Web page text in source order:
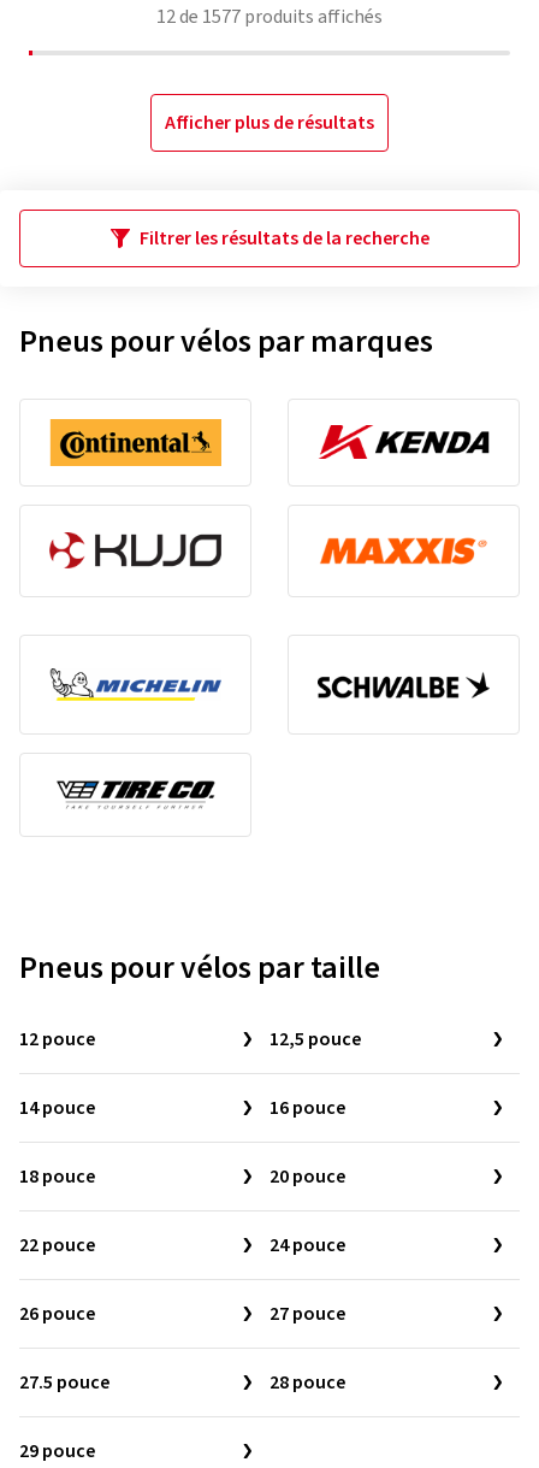
12de 1577produits affichés
Afficher plus de résultats
Filtrer les résultats de la recherche
Pneus pour vélos par marques
Pneus pour vélos par taille
12 pouce 12,5 pouce
14 pouce 16 pouce
18 pouce 20 pouce
22 pouce 24 pouce
26 pouce 27 pouce
27.5 pouce 28 pouce
29 pouce